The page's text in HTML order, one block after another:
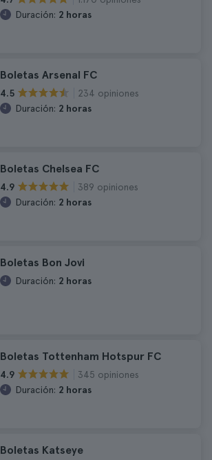
Duración: 2 horas
Boletas Arsenal FC
4.5
234 opiniones
Duración: 2 horas
Boletas Chelsea FC
4.9
389 opiniones
Duración: 2 horas
Boletas Bon Jovi
Duración: 2 horas
Boletas Tottenham Hotspur FC
4.9
345 opiniones
Duración: 2 horas
Boletas Katseye